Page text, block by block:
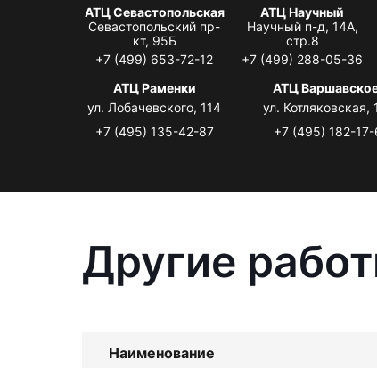
АТЦ Севастопольская
Севастопольский пр-
кт, 95Б
+7 (499) 653-72-12
АТЦ Научный
Научный п-д, 14А,
стр.8
+7 (499) 288-05-36
АТЦ Раменки
ул. Лобачевского, 114
+7 (495) 135-42-87
АТЦ
ул. Котляковская,
+7 (495) 182-
Другие
Наименование